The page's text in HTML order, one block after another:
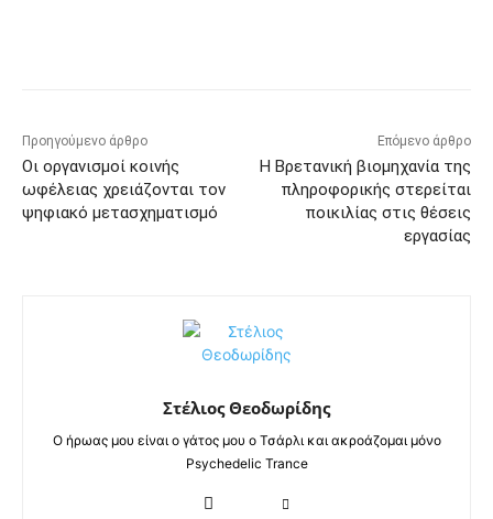
Προηγούμενο άρθρο
Οι οργανισμοί κοινής
ωφέλειας χρειάζονται τον
ψηφιακό μετασχηματισμό
Επόμενο άρθρο
Η Βρετανική βιομηχανία της
πληροφορικής στερείται
ποικιλίας στις θέσεις
εργασίας
Στέλιος Θεοδωρίδης
Ο ήρωας μου είναι ο γάτος μου ο Τσάρλι και ακροάζομαι μόνο
Psychedelic Trance